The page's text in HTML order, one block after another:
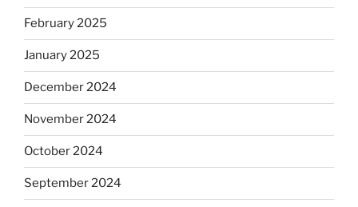
February 2025
January 2025
December 2024
November 2024
October 2024
September 2024